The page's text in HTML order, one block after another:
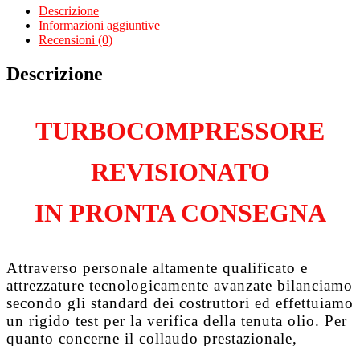
CDTiF
A20DTJ
quantità
Descrizione
Informazioni aggiuntive
Recensioni (0)
Descrizione
TURBOCOMPRESSORE
REVISIONATO
IN PRONTA CONSEGNA
Attraverso personale altamente qualificato e
attrezzature tecnologicamente avanzate bilanciamo
secondo gli standard dei costruttori ed effettuiamo
un rigido test per la verifica della tenuta olio. Per
quanto concerne il collaudo prestazionale,